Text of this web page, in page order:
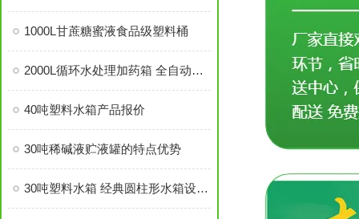
1000L甘蔗糖蜜液食品级塑料桶
2000L循环水处理加药箱 全自动加药机 厂家直供
40吨塑料水箱产品报价
30吨稀碱液贮液罐的特点优势
30吨塑料水箱 经典圆柱形水箱设计特点